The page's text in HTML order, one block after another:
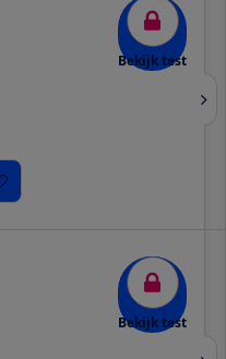
Bekijk test
Bekijk test